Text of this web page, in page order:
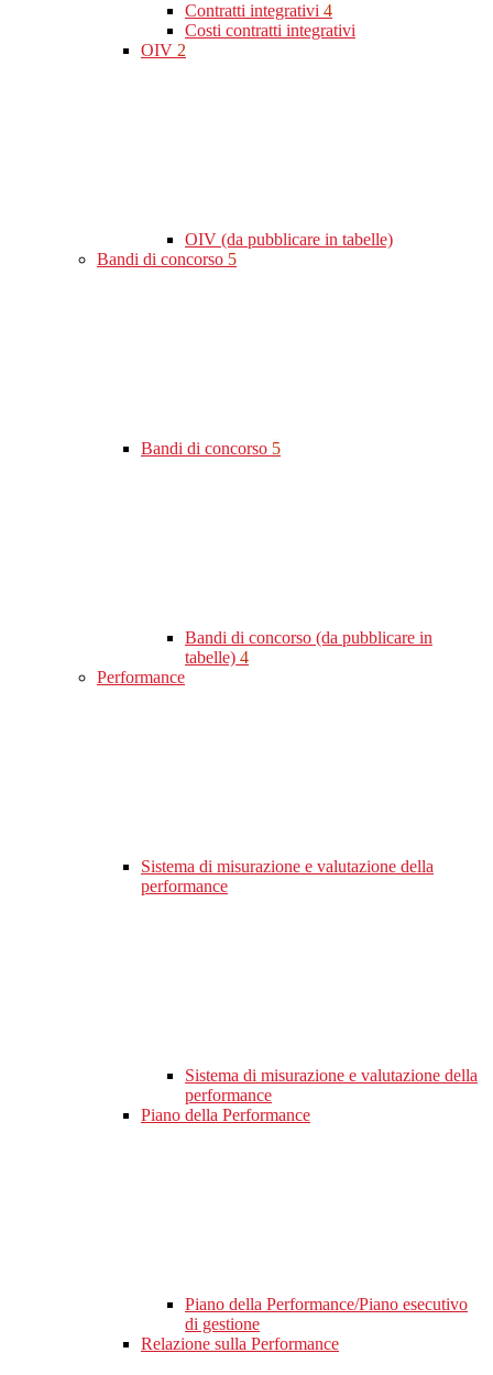
Contratti integrativi 4
Costi contratti integrativi
OIV 2
OIV (da pubblicare in tabelle)
Bandi di concorso 5
Bandi di concorso 5
Bandi di concorso (da pubblicare in
tabelle) 4
Performance
Sistema di misurazione e valutazione della
performance
Sistema di misurazione e valutazione della
performance
Piano della Performance
Piano della Performance/Piano esecutivo
di gestione
Relazione sulla Performance